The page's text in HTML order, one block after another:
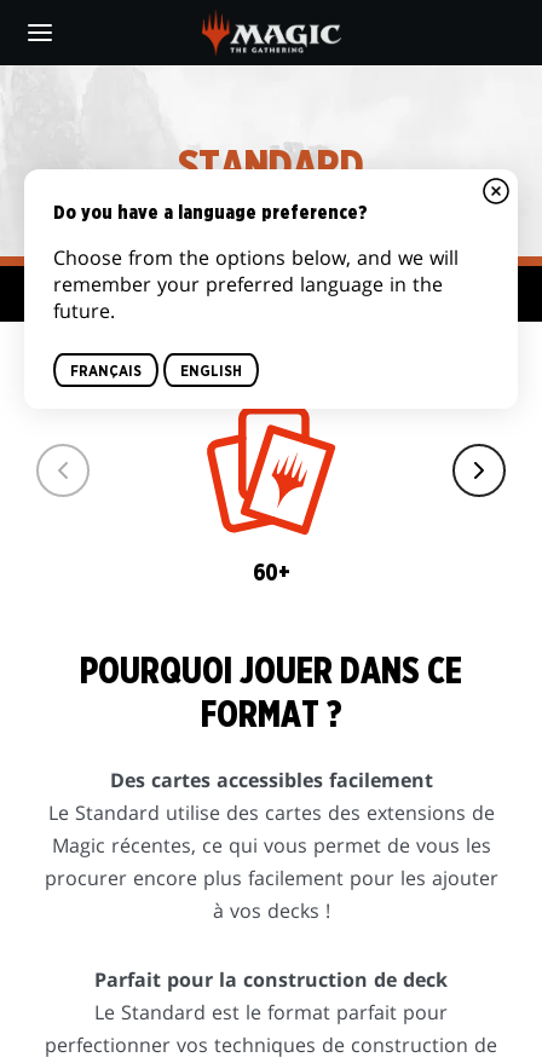
main
STANDARD
Plateforme de formats
TAILLE DE DECK
60+
POURQUOI JOUER DANS CE
FORMAT ?
Des cartes accessibles facilement
Le Standard utilise des cartes des extensions de
Magic récentes, ce qui vous permet de vous les
procurer encore plus facilement pour les ajouter
à vos decks !
Parfait pour la construction de deck
Le Standard est le format parfait pour
perfectionner vos techniques de construction de
Do you have a language preference?
Choose from the options below, and we will
remember your preferred language in the
future.
FRANÇAIS ENGLISH